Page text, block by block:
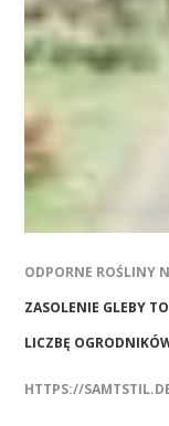
ODPORNE ROŚLINY
ZASOLENIE GLEBY
LICZBĘ
HTTPS://